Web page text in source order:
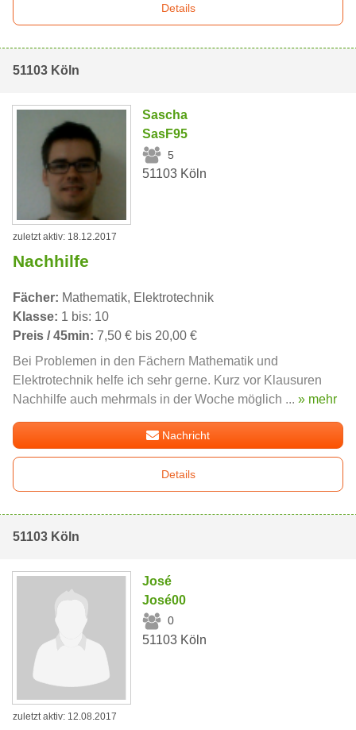
Details
51103 Köln
Sascha
SasF95
5
51103 Köln
zuletzt aktiv: 18.12.2017
Nachhilfe
Fächer: Mathematik, Elektrotechnik
Klasse: 1 bis: 10
Preis / 45min: 7,50 € bis 20,00 €
Bei Problemen in den Fächern Mathematik und
Elektrotechnik helfe ich sehr gerne. Kurz vor Klausuren
Nachhilfe auch mehrmals in der Woche möglich ... » mehr
Nachricht
Details
51103 Köln
José
José00
0
51103 Köln
zuletzt aktiv: 12.08.2017